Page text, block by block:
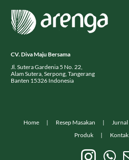
CV. Diva Maju Bersama
Jl. Sutera Gardenia 5 No. 22,
Alam Sutera, Serpong, Tangerang
Banten 15326 Indonesia
Home Resep Masakan Jurnal
Produk
Kontak